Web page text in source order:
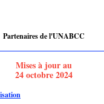
Partenaires de l'UNABCC
Mises à jour au
24 octobre 2024